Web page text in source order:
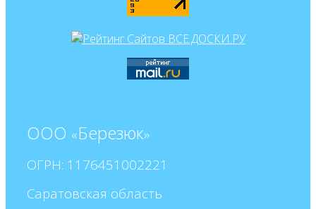
ООО «Березюк»
ОГРН: 1176451002221
Саратовская область